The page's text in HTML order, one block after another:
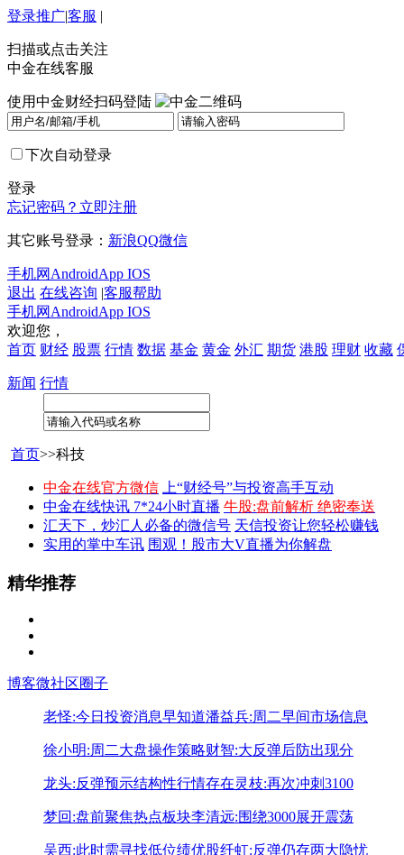
登录推广|客服 |
扫描或点击关注
中金在线客服
使用中金财经扫码登陆
下次自动登录
登录
忘记密码？ 立即注册
其它账号登录： 新浪QQ微信
手机网 AndroidApp IOS
退出 在线咨询 |客服帮助
手机网 AndroidApp IOS
欢迎您，
首页 财经 股票 行情 数据 基金 黄金 外汇 期货 港股 理财 收藏
新闻 行情
首页>>科技
中金在线官方微信
上“财经号”与投资高手互动
中金在线快讯 7*24小时直播 牛股:盘前解析 绝密奉送
汇天下，炒汇人必备的微信号 天信投资让您轻松赚钱
实用的掌中车讯 围观！股市大V直播为你解盘
精华推荐
博客微社区圈子
老怪:今日投资消息早知道潘益兵:周二早间市场信息
徐小明:周二大盘操作策略财智:大反弹后防出现分
龙头:反弹预示结构性行情存在灵枝:再次冲刺3100
梦回:盘前聚焦热点板块李清远:围绕3000展开震荡
吴西:此时需寻找低位绩优股纤虹:反弹仍存两大隐忧